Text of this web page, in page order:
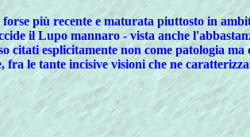
più recente e maturata piuttosto in
il Lupo mannaro - vista anche
citati esplicitamente non come patologia
fra le tante incisive visioni che ne